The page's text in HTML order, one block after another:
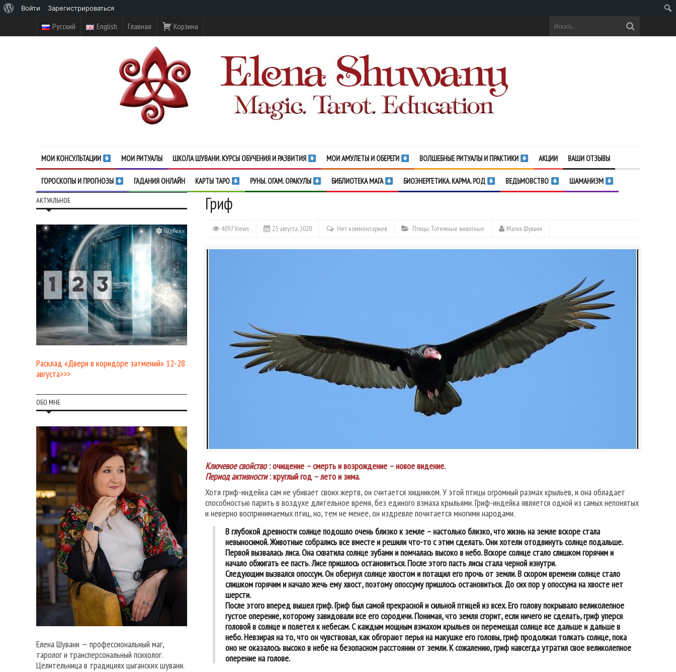
Русский English Главная Корзина
МОИ КОНСУЛЬТАЦИИ МОИ РИТУАЛЫ ШКОЛА ШУВАНИ. КУРСЫ ОБУЧЕНИЯ И РАЗВИТИЯ МОИ АМУЛЕТЫ И ОБЕРЕГИ ВОЛШЕБНЫЕ РИТУАЛЫ И ПРАКТИКИ АКЦИИ ВАШИ ОТЗЫВЫ
ГОРОСКОПЫ И ПРОГНОЗЫ ГАДАНИЯ ОНЛАЙН КАРТЫ ТАРО РУНЫ. ОГАМ. ОРАКУЛЫ БИБЛИОТЕКА МАГА БИОЭНЕРГЕТИКА. КАРМА. РОД ВЕДЬМОВСТВО ШАМАНИЗМ
Гриф
4097 Views 25 августа, 2020 Нет комментариев Птицы,Тотемные животные Магия Шувани
Ключевое свойство: очищение – смерть и возрождение – новое видение.
Период активности: круглый год – лето и зима.
Хотя гриф-индейка сам не убивает своих жертв, он считается хищником. У этой птицы огромный размах крыльев, и она обладает
способностью парить в воздухе длительное время, без единого взмаха крыльями. Гриф-индейка является одной из самых непонятых
и неверно воспринимаемых птиц, но, тем не менее, он издревле почитается многими народами.
В глубокой древности солнце подошло очень близко к земле – настолько близко, что жизнь на земле вскоре стала
невыносимой. Животные собрались все вместе и решили что-то с этим сделать. Они хотели отодвинуть солнце подальше.
Первой вызвалась лиса. Она схватила солнце зубами и помчалась высоко в небо. Вскоре солнце стало слишком горячим и
начало обжигать ее пасть. Лисе пришлось остановиться. После этого пасть лисы стала черной изнутри.
Следующим вызвался опоссум. Он обернул солнце хвостом и потащил его прочь от земли. В скором времени солнце стало
слишком горячим и начало жечь ему хвост, поэтому опоссуму пришлось остановиться. До сих пор у опоссума на хвосте нет
шерсти.
После этого вперед вышел гриф. Гриф был самой прекрасной и сильной птицей из всех. Его голову покрывало великолепное
густое оперение, которому завидовали все его сородичи. Понимая, что земля сгорит, если ничего не сделать, гриф уперся
головой в солнце и полетел к небесам. С каждым мощным взмахом крыльев он перемещал солнце все дальше и дальше в
небо. Невзирая на то, что он чувствовал, как обгорают перья на макушке его головы, гриф продолжал толкать солнце, пока
оно не оказалось высоко в небе на безопасном расстоянии от земли. К сожалению, гриф навсегда утратил свое великолепное
оперение на голове.
АКТУАЛЬНОЕ
Расклад «Двери в коридоре затмений» 12-28
августа>>>
ОБО МНЕ
Елена Шувани — профессиональный маг,
таролог и трансперсональный психолог.
Целительница в традициях цыганских шувани.
WordPress
Войти Зарегистрироваться